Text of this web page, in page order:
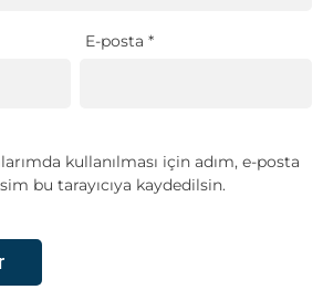
E-posta*
kullanılması için adım, e-posta
bu tarayıcıya kaydedilsin.